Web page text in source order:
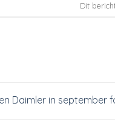
Dit
Daimler in september